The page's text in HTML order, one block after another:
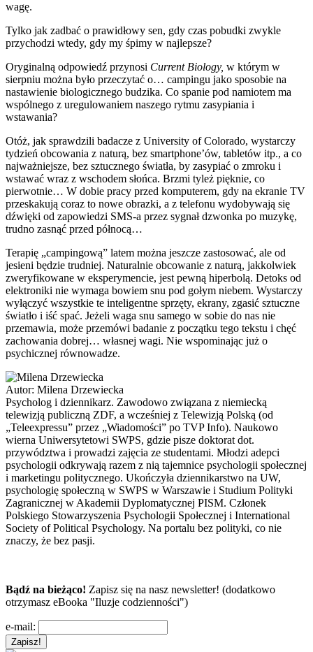
wagę.
Tylko jak zadbać o prawidłowy sen, gdy czas pobudki zwykle
przychodzi wtedy, gdy my śpimy w najlepsze?
Oryginalną odpowiedź przynosi Current Biology, w którym w
sierpniu można było przeczytać o… campingu jako sposobie na
nastawienie biologicznego budzika. Co spanie pod namiotem ma
wspólnego z uregulowaniem naszego rytmu zasypiania i
wstawania?
Otóż, jak sprawdzili badacze z University of Colorado, wystarczy
tydzień obcowania z naturą, bez smartphone’ów, tabletów itp., a co
najważniejsze, bez sztucznego światła, by zasypiać o zmroku i
wstawać wraz z wschodem słońca. Brzmi tyleż pięknie, co
pierwotnie… W dobie pracy przed komputerem, gdy na ekranie TV
przeskakują coraz to nowe obrazki, a z telefonu wydobywają się
dźwięki od zapowiedzi SMS-a przez sygnał dzwonka po muzykę,
trudno zasnąć przed północą…
Terapię „campingową” latem można jeszcze zastosować, ale od
jesieni będzie trudniej. Naturalnie obcowanie z naturą, jakkolwiek
zweryfikowane w eksperymencie, jest pewną hiperbolą. Detoks od
elektroniki nie wymaga bowiem snu pod gołym niebem. Wystarczy
wyłączyć wszystkie te inteligentne sprzęty, ekrany, zgasić sztuczne
światło i iść spać. Jeżeli waga snu samego w sobie do nas nie
przemawia, może przemówi badanie z początku tego tekstu i chęć
zachowania dobrej… własnej wagi. Nie wspominając już o
psychicznej równowadze.
Autor: Milena Drzewiecka
Psycholog i dziennikarz. Zawodowo związana z niemiecką
telewizją publiczną ZDF, a wcześniej z Telewizją Polską (od
„Teleexpressu” przez „Wiadomości” po TVP Info). Naukowo
wierna Uniwersytetowi SWPS, gdzie pisze doktorat dot.
przywództwa i prowadzi zajęcia ze studentami. Młodzi adepci
psychologii odkrywają razem z nią tajemnice psychologii społecznej
i marketingu politycznego. Ukończyła dziennikarstwo na UW,
psychologię społeczną w SWPS w Warszawie i Studium Polityki
Zagranicznej w Akademii Dyplomatycznej PISM. Członek
Polskiego Stowarzyszenia Psychologii Społecznej i International
Society of Political Psychology. Na portalu bez polityki, co nie
znaczy, że bez pasji.
Bądź na bieżąco! Zapisz się na nasz newsletter! (dodatkowo
otrzymasz eBooka "Iluzje codzienności")
e-mail: